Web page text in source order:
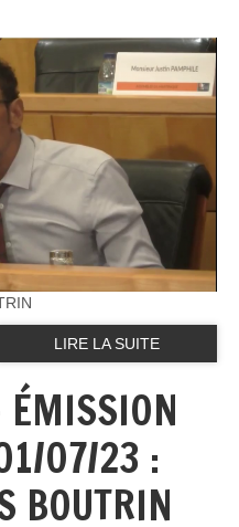
LIRE LA SUITE
07/23 :
BOUTRIN